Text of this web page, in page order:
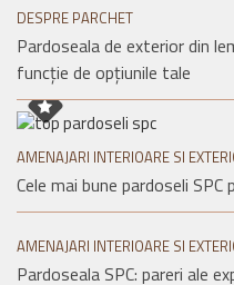
DESPRE PARCHET
Pardoseala de exterior din
funcție de opțiunile tale
AMENAJARI INTERIOARE SI
Cele mai bune pardoseli
AMENAJARI INTERIOARE SI
Pardoseala SPC: pareri ale